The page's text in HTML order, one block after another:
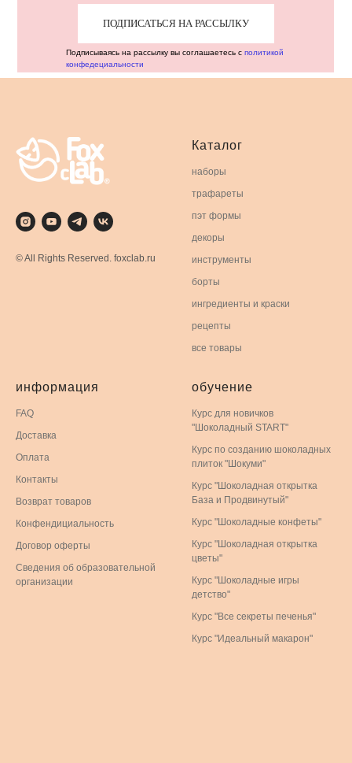
ПОДПИСАТЬСЯ НА РАССЫЛКУ
Подписываясь на рассылку вы соглашаетесь с политикой
конфедециальности
© All Rights Reserved. foxclab.ru
Каталог
наборы
трафареты
пэт формы
декоры
инструменты
борты
ингредиенты и краски
рецепты
все товары
информация
FAQ
Доставка
Оплата
Контакты
Возврат товаров
Конфендициальность
Договор оферты
Сведения об образовательной
организации
обучение
Курс для новичков
"Шоколадный START"
Курс по созданию шоколадных
плиток "Шокуми"
Курс "Шоколадная открытка
База и Продвинутый"
Курс "Шоколадные конфеты"
Курс "Шоколадная открытка
цветы"
Курс "Шоколадные игры
детство"
Курс "Все секреты печенья"
Курс "Идеальный макарон"